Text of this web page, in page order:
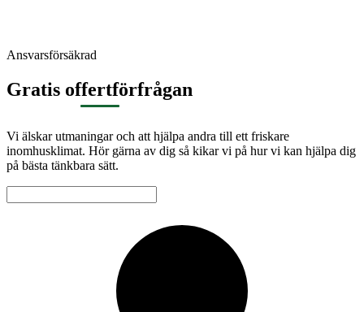
Ansvarsförsäkrad
Gratis offertförfrågan
Vi älskar utmaningar och att hjälpa andra till ett friskare
inomhusklimat. Hör gärna av dig så kikar vi på hur vi kan hjälpa dig
på bästa tänkbara sätt.